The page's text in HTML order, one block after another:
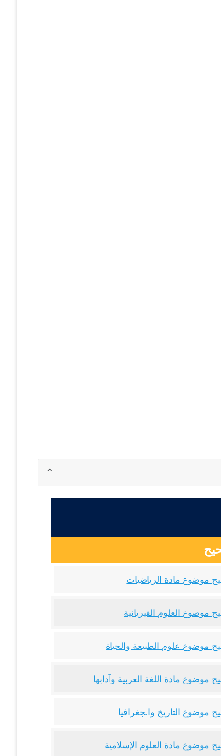
موضوع مادة الرياضيات
موضوع العلوم الفيزيائية
موضوع علوم الطبيعة والحياة
موضوع مادة اللغة العربية وآدابها
موضوع التاريخ والجغرافيا
موضوع مادة العلوم الإسلامية